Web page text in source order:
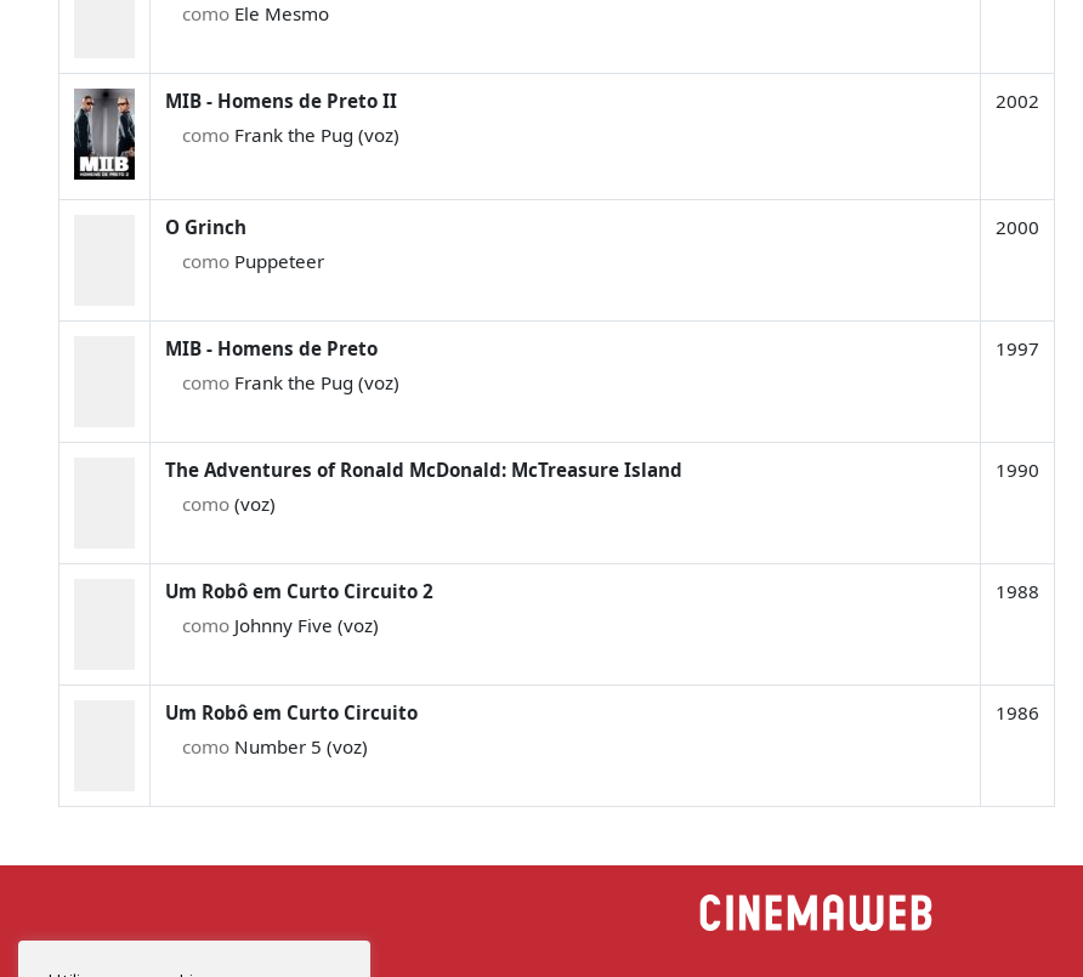
como Ele Mesmo
MIB - Homens de Preto II
como Frank the Pug (voz)
2002
O Grinch
como Puppeteer
2000
MIB - Homens de Preto
como Frank the Pug (voz)
1997
The Adventures of Ronald McDonald: McTreasure Island
como (voz)
1990
Um Robô em Curto Circuito 2
como Johnny Five (voz)
1988
Um Robô em Curto Circuito
como Number 5 (voz)
1986